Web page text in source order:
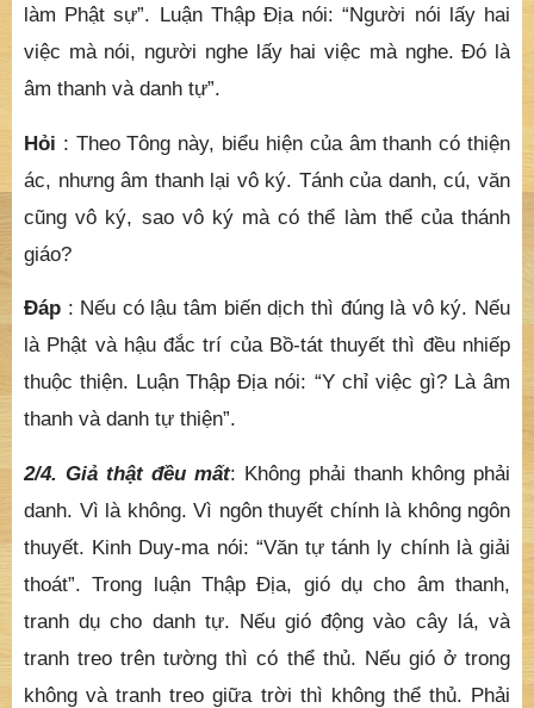
làm Phật sự”. Luận Thập Địa nói: “Người nói lấy hai
việc mà nói, người nghe lấy hai việc mà nghe. Đó là
âm thanh và danh tự”.
Hỏi : Theo Tông này, biểu hiện của âm thanh có thiện
ác, nhưng âm thanh lại vô ký. Tánh của danh, cú, văn
cũng vô ký, sao vô ký mà có thể làm thể của thánh
giáo?
Đáp : Nếu có lậu tâm biến dịch thì đúng là vô ký. Nếu
là Phật và hậu đắc trí của Bồ-tát thuyết thì đều nhiếp
thuộc thiện. Luận Thập Địa nói: “Y chỉ việc gì? Là âm
thanh và danh tự thiện”.
2/4. Giả thật đều mất: Không phải thanh không phải
danh. Vì là không. Vì ngôn thuyết chính là không ngôn
thuyết. Kinh Duy-ma nói: “Văn tự tánh ly chính là giải
thoát”. Trong luận Thập Địa, gió dụ cho âm thanh,
tranh dụ cho danh tự. Nếu gió động vào cây lá, và
tranh treo trên tường thì có thể thủ. Nếu gió ở trong
không và tranh treo giữa trời thì không thể thủ. Phải